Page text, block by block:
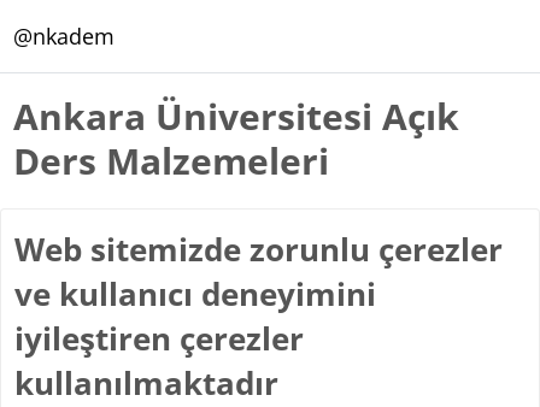
@nkadem
Ankara Üniversitesi Açık
Ders Malzemeleri
Web sitemizde zorunlu çerezler
ve kullanıcı deneyimini
iyileştiren çerezler
kullanılmaktadır